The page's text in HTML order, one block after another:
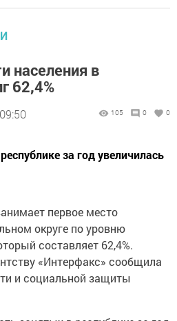
населения в
62,4%
105 0 0
за год увеличилась
первое место
округе по уровню
составляет 62,4%.
«Интерфакс» сообщила
и социальной защиты